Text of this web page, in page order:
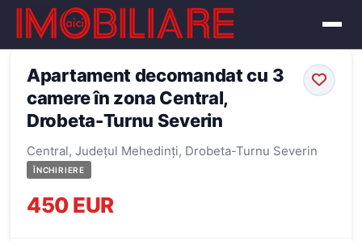
← Înapoi la oferte
Apartament decomandat cu 3
camere în zona Central,
Drobeta-Turnu Severin
Central, Județul Mehedinți, Drobeta-Turnu Severin
ÎNCHIRIERE
450 EUR